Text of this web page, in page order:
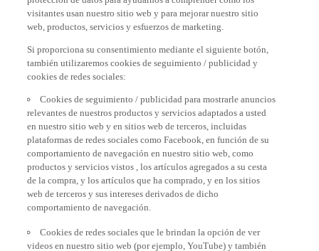
visitantes usan nuestro sitio web y para mejorar nuestro sitio
web, productos, servicios y esfuerzos de marketing.
también utilizaremos cookies de seguimiento / publicidad y
relevantes de nuestros productos y servicios adaptados a usted
en nuestro sitio web y en sitios web de terceros, incluidas
plataformas de redes sociales como Facebook, en función de su
comportamiento de navegación en nuestro sitio web, como
productos y servicios vistos , los artículos agregados a su cesta
de la compra, y los artículos que ha comprado, y en los sitios
web de terceros y sus intereses derivados de dicho
comportamiento de navegación.
videos en nuestro sitio web (por ejemplo, YouTube) y también